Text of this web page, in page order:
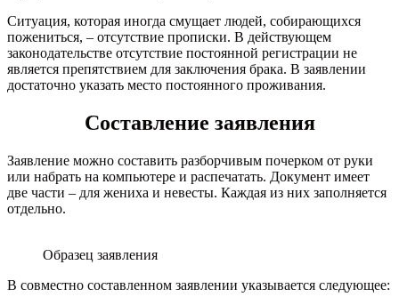
Ситуация, которая иногда смущает людей, собирающихся
пожениться, – отсутствие прописки. В действующем
законодательстве отсутствие постоянной регистрации не
является препятствием для заключения брака. В заявлении
достаточно указать место постоянного проживания.
Составление заявления
Заявление можно составить разборчивым почерком от руки
или набрать на компьютере и распечатать. Документ имеет
две части – для жениха и невесты. Каждая из них заполняется
отдельно.
Образец заявления
В совместно составленном заявлении указывается следующее: